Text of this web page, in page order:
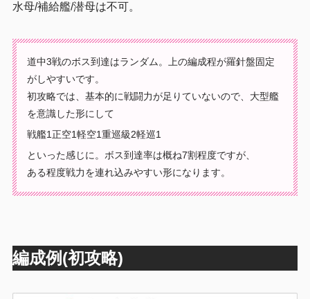
水母/補給艦/潜母は不可。
道中3戦のボス到達はランダム。上の編成程が羅針盤固定
がしやすいです。
初攻略では、基本的に戦闘力が足りていないので、大型艦
を意識した形にして
戦艦1正空1軽空1重巡級2軽巡1
といった感じに。ボス到達率は概ね7割程度ですが、
ある程度戦力を連れ込みやすい形になります。
編成例(初攻略)